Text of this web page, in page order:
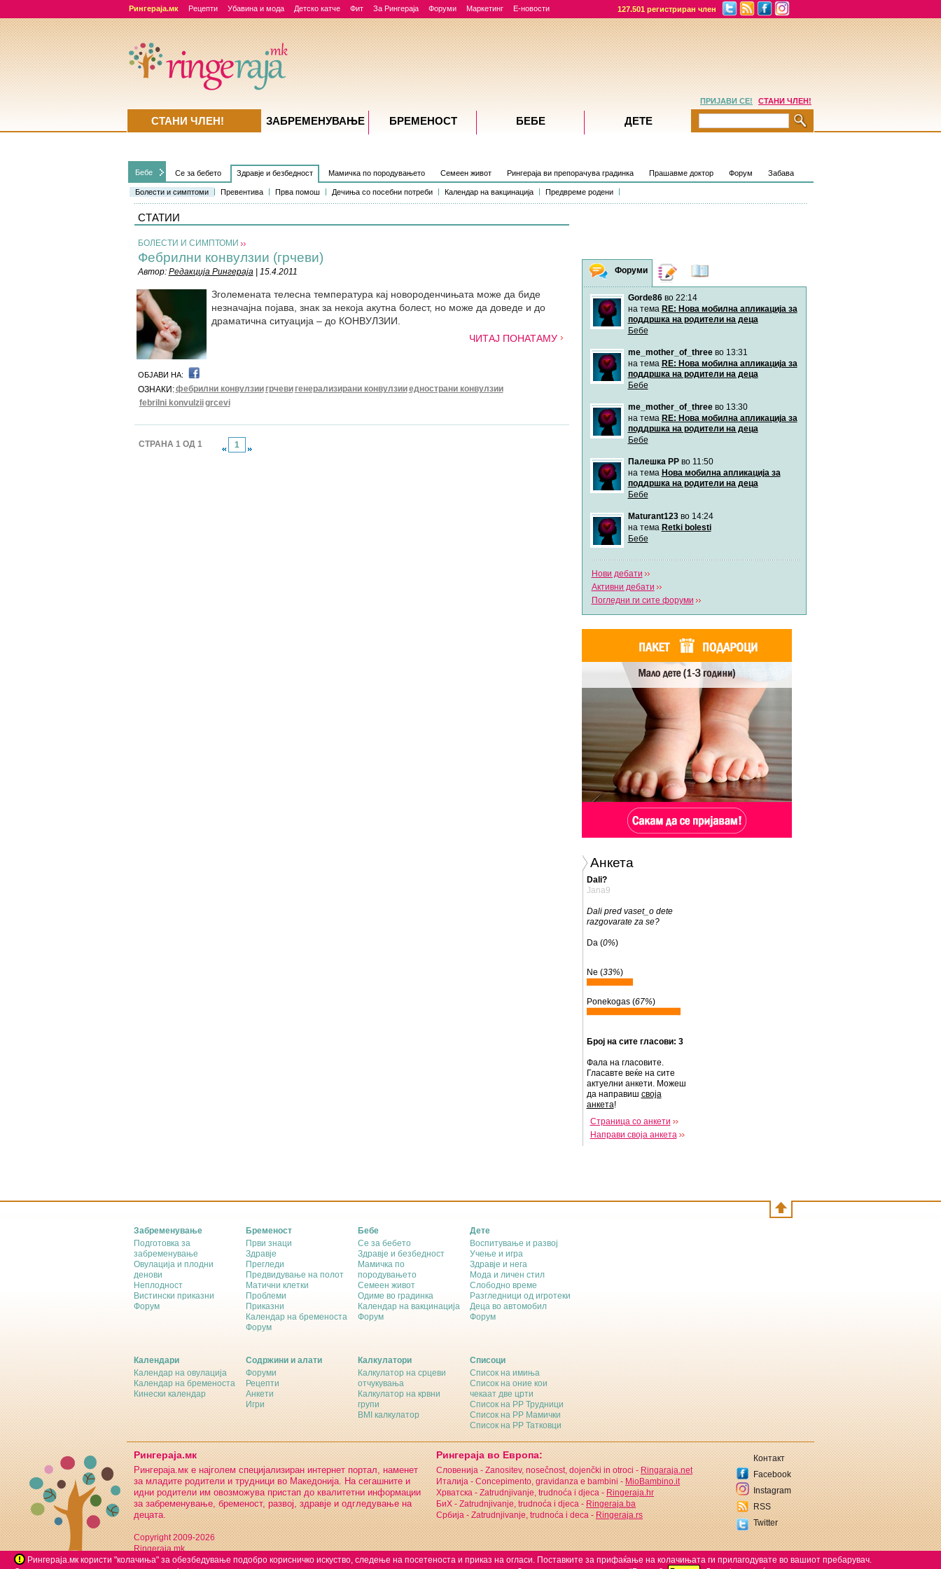
Рингераја.мк Рецепти Убавина и мода Детско катче Фит За Рингераја Форуми Маркетинг Е-новости 127.501 регистриран член
Рингераја.мк користи "колачиња" за обезбедување подобро корисничко искуство, следење на посетеноста и приказ на огласи. Поставките за прифаќање на колачињата ги прилагодувате во вашиот пребарувач.
Бебе Се за бебето Здравје и безбедност
Болести и симптоми Превентива Прва помош Дечиња со посебни потреби Календар на вакцинација Предвреме родени
Мамичка по породувањето Семеен живот Рингераја ви препорачува градинка Прашавме доктор Форум Забава
СТАТИИ
БОЛЕСТИ И СИМПТОМИ
Фебрилни конвулзии (грчеви)
Автор: Редакција Рингераја| 15.4.2011
Зголемената телесна температура кај новороденчињата може да биде
незначајна појава, знак за некоја акутна болест, но може да доведе и до
драматична ситуација – до КОНВУЛЗИИ.
ЧИТАЈ ПОНАТАМУ
ОБЈАВИ НА:
ОЗНАКИ:фебрилни конвулзии грчеви генерализирани конвулзииеднострани конвулзии
febrilni konvulziigrcevi
СТРАНА 1 ОД 1 1
Форуми Дневници
Gorde86во 22:14
на тема RE: Нова мобилна апликација за
поддршка на родители на деца
Бебе
me_mother_of_threeво 13:31
на тема RE: Нова мобилна апликација за
поддршка на родители на деца
Бебе
me_mother_of_threeво 13:30
на тема RE: Нова мобилна апликација за
поддршка на родители на деца
Бебе
Палешка РРво 11:50
на тема Нова мобилна апликација за
поддршка на родители на деца
Бебе
Maturant123во 14:24
на тема Retki bolesti
Бебе
Нови дебати
Активни дебати
Погледни ги сите форуми
Анкета
Dali?
Jana9
Dali pred vaset_o dete
razgovarate za se?
Da (0%)
Ne (33%)
Ponekogas (67%)
Број на сите гласови: 3
Фала на гласовите.
Гласавте веќе на сите
актуелни анкети. Можеш
да направиш своја
анкета!
Страница со анкети
Направи своја анкета
ПРИЈАВИ СЕ! СТАНИ ЧЛЕН!
СТАНИ ЧЛЕН! ЗАБРЕМЕНУВАЊE БРЕМЕНОСТ БЕБЕ ДЕТЕ
Забременување
Подготовка за
забременување
Овулација и плодни
денови
Неплодност
Вистински приказни
Форум
Бременост
Први знаци
Здравје
Прегледи
Предвидување на полот
Матични клетки
Проблеми
Приказни
Календар на бременоста
Форум
Бебе
Се за бебето
Здравје и безбедност
Мамичка по
породувањето
Семеен живот
Одиме во градинка
Календар на вакцинација
Форум
Дете
Воспитување и развој
Учење и игра
Здравје и нега
Мода и личен стил
Слободно време
Разгледници од игротеки
Деца во автомобил
Форум
Календари
Календар на овулација
Календар на бременоста
Кинески календар
Содржини и алати
Форуми
Рецепти
Анкети
Игри
Калкулатори
Калкулатор на срцеви
отчукувања
Калкулатор на крвни
групи
BMI калкулатор
Списоци
Список на имиња
Список на оние кои
чекаат две црти
Список на РР Трудници
Список на РР Мамички
Список на РР Татковци
Рингераја.мк
Рингераја.мк е најголем специјализиран интернет портал, наменет
за младите родители и трудници во Македонија. На сегашните и
идни родители им овозможува пристап до квалитетни информации
за забременување, бременост, развој, здравје и одгледување на
децата.
Copyright 2009-2026
Ringeraja.mk
Рингераја во Европа:
Словенија - Zanositev, nosečnost, dojenčki in otroci -Ringaraja.net
Италија - Concepimento, gravidanza e bambini -MioBambino.it
Хрватска - Zatrudnjivanje, trudnoća i djeca -Ringeraja.hr
БиХ - Zatrudnjivanje, trudnoća i djeca -Ringeraja.ba
Србија - Zatrudnjivanje, trudnoća i deca -Ringeraja.rs
Контакт
Facebook
Instagram
RSS
Twitter